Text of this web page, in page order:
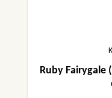
Ruby Fairygale